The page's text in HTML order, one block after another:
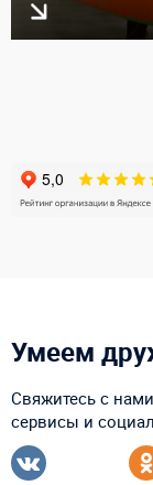
Умеем
Свяжитесь с
сервисы и